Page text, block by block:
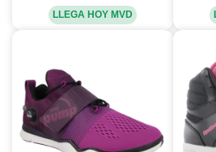
LLEGA HOY MVD